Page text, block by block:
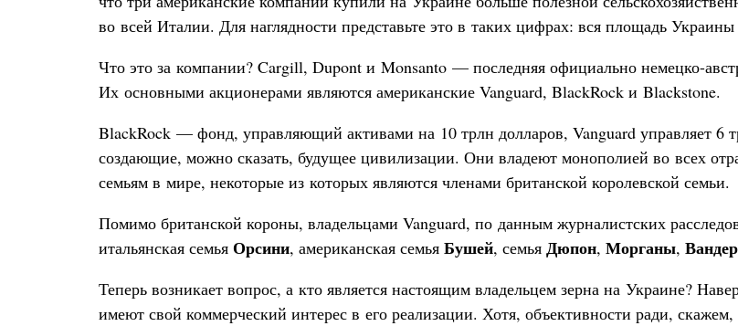
во всей Италии. Для наглядности представьте это в таких цифрах: вся площадь
Что это за компании? Cargill, Dupont и Monsanto — последняя официально немецко-
Их основными акционерами являются американские Vanguard, BlackRock и Blackstone.
BlackRock — фонд, управляющий активами на 10 трлн долларов, Vanguard управляет
создающие, можно сказать, будущее цивилизации. Они владеют монополией во всех
семьям в мире, некоторые из которых являются членами британской королевской семьи.
Помимо британской короны, владельцами Vanguard, по данным журналистских
итальянская семья Орсини, американская семья Бушей, семья Дюпон, Морганы,
Теперь возникает вопрос, а кто является настоящим владельцем зерна на Украине?
имеют свой коммерческий интерес в его реализации. Хотя, объективности ради,